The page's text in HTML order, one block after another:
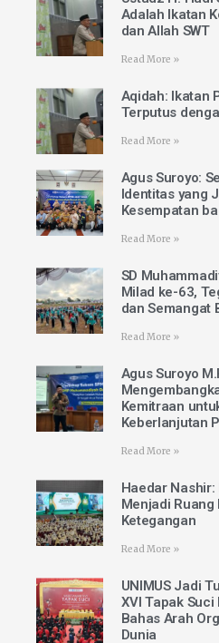
Adalah Ikatan
dan Allah SWT
Read More »
Aqidah: Ikatan
Terputus
Read More »
Agus Suroyo:
Identitas yang
Kesempatan
Read More »
SD
Milad ke-63,
dan Semangat
Read More »
Agus Suroyo
Kemitraan
Keberlanjutan
Read More »
Haedar
Menjadi Ruang
Ketegangan
Read More »
UNIMUS Jadi
XVI Tapak
Bahas Arah
Dunia